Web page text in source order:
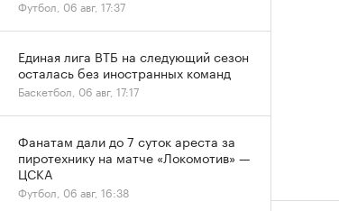
Футбол, 06 авг, 17:37
Единая лига ВТБ на следующий сезон
осталась без иностранных команд
Баскетбол, 06 авг, 17:17
Фанатам дали до 7 суток ареста за
пиротехнику на матче «Локомотив» —
ЦСКА
Футбол, 06 авг, 16:38